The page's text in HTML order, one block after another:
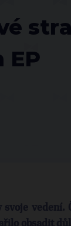
EP
vedení.
obsadit